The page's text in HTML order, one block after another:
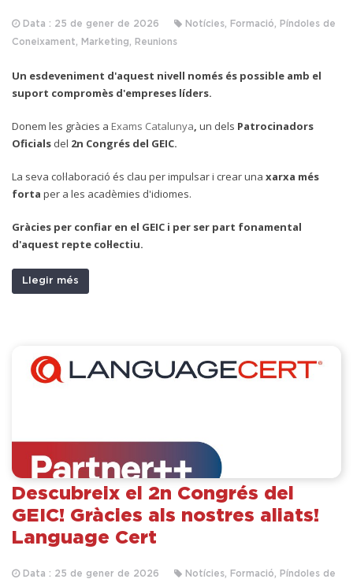
Data : 25 de gener de 2026
Notícies, Formació, Píndoles de
Coneixament, Marketing, Reunions
Un esdeveniment d'aquest nivell només és possible amb el
suport compromès d'empreses líders.
Donem les gràcies a Exams Catalunya, un dels Patrocinadors
Oficials del 2n Congrés del GEIC.
La seva col·laboració és clau per impulsar i crear una xarxa més
forta per a les acadèmies d'idiomes.
Gràcies per confiar en el GEIC i per ser part fonamental
d'aquest repte col·lectiu.
Llegir més
Descubreix el 2n Congrés del
GEIC! Gràcies als nostres aliats!
Language Cert
Data : 25 de gener de 2026
Notícies, Formació, Píndoles de